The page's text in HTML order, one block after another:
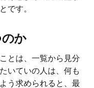
です。
か
とは、一覧から見分
いていの人は、何も
う求められると、最